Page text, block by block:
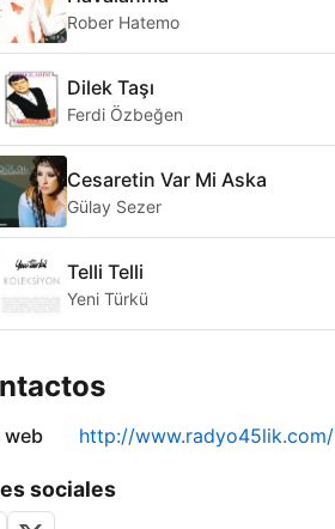
Rober Hatemo
Dilek Taşı
Ferdi Özbeğen
Cesaretin Var Mi Aska
Gülay Sezer
Telli Telli
Yeni Türkü
web http://www.radyo45lik.com/
sociales